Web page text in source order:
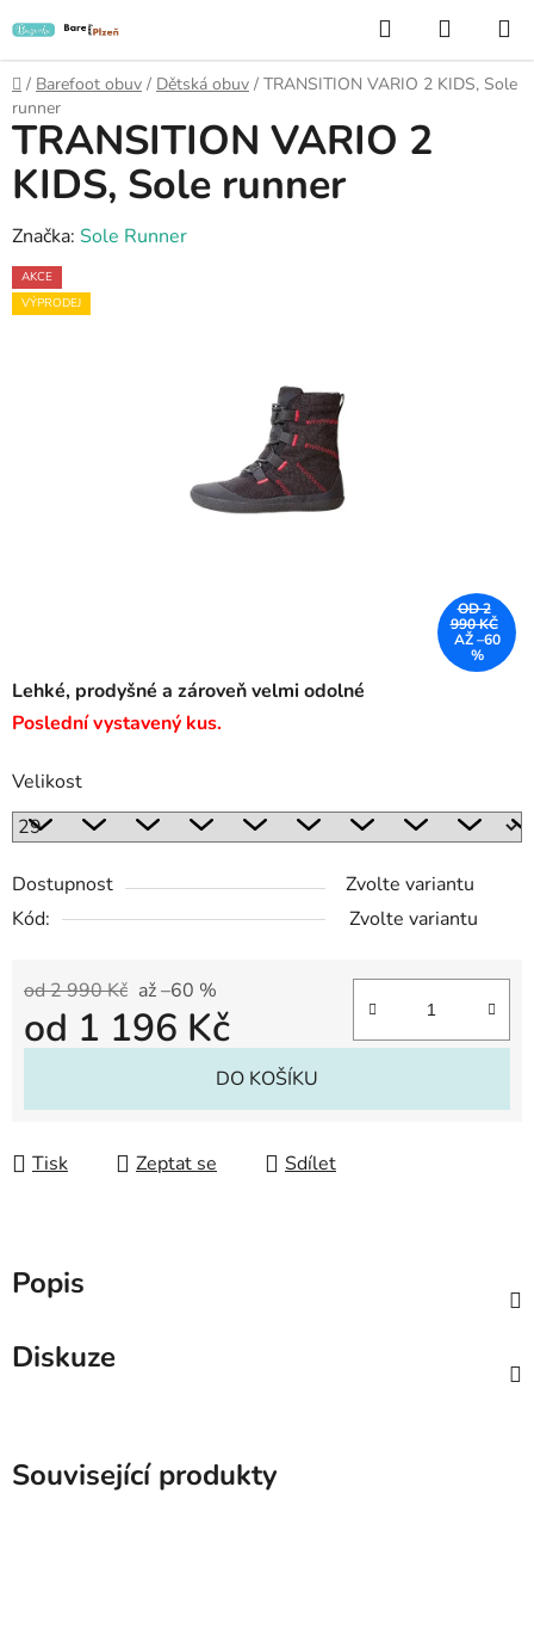
na
obsah
Hledat
KOŠÍK
Domů
/ Barefoot obuv / Dětská obuv / TRANSITION VARIO 2 KIDS, Sole
runner
Lehké, prodyšné a zároveň velmi odolné
Poslední vystavený kus.
Velikost
Dostupnost
Zvolte variantu
Kód:
Zvolte variantu
od 2 990 Kč až –60 %
od 1 196 Kč
DO KOŠÍKU
Tisk Zeptat se Sdílet
TRANSITION VARIO 2
KIDS, Sole runner
Značka: Sole Runner
AKCE
VÝPRODEJ
OD 2
990 KČ
AŽ –60
%
Popis
Diskuze
Související produkty